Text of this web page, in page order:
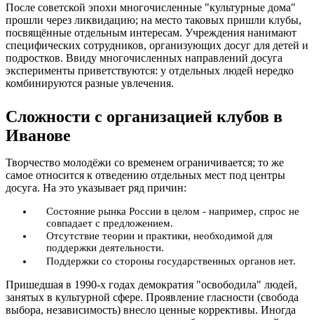
После советской эпохи многочисленные "культурные дома"
прошли через ликвидацию; на место таковых пришли клубы,
посвящённые отдельным интересам. Учреждения нанимают
специфических сотрудников, организующих досуг для детей и
подростков. Ввиду многочисленных направлений досуга
эксперименты приветствуются: у отдельных людей нередко
комбинируются разные увлечения.
Сложности с организацией клубов в
Иванове
Творчество молодёжи со временем ограничивается; то же
самое относится к отведению отдельных мест под центры
досуга. На это указывает ряд причин:
Состояние рынка России в целом - например, спрос не
совпадает с предложением.
Отсутствие теории и практики, необходимой для
поддержки деятельности.
Поддержки со стороны государственных органов нет.
Пришедшая в 1990-х годах демократия "освободила" людей,
занятых в культурной сфере. Проявление гласности (свобода
выбора, независимость) внесло ценные коррективы. Иногда